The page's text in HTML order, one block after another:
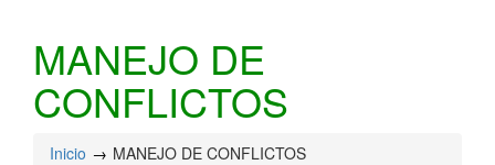
MANEJO DE
CONFLICTOS
Inicio MANEJO DE CONFLICTOS